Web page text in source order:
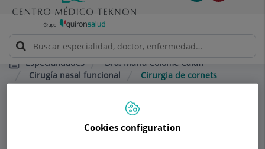
Especialidades
Dra. María Colomé Calafí
Cirugía nasal funcional
Cirurgia de cornets
Cookies configuration